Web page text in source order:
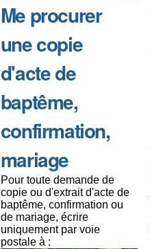
Me procurer
une copie
d'acte de
baptême,
confirmation,
mariage
Pour toute demande de
copie ou d'extrait d'acte de
baptême, confirmation ou
de mariage, écrire
uniquement par voie
postale à :